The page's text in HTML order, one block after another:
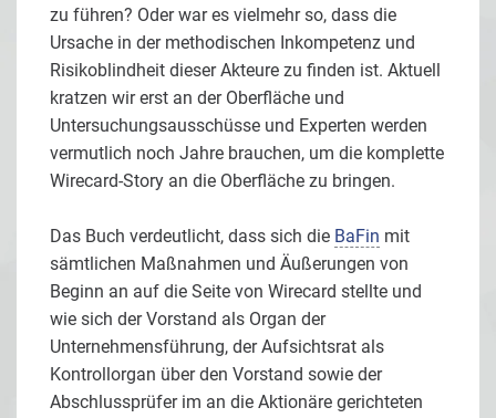
zu führen? Oder war es vielmehr so, dass die
Ursache in der methodischen Inkompetenz und
Risikoblindheit dieser Akteure zu finden ist. Aktuell
kratzen wir erst an der Oberfläche und
Untersuchungsausschüsse und Experten werden
vermutlich noch Jahre brauchen, um die komplette
Wirecard-Story an die Oberfläche zu bringen.
Das Buch verdeutlicht, dass sich die BaFin mit
sämtlichen Maßnahmen und Äußerungen von
Beginn an auf die Seite von Wirecard stellte und
wie sich der Vorstand als Organ der
Unternehmensführung, der Aufsichtsrat als
Kontrollorgan über den Vorstand sowie der
Abschlussprüfer im an die Aktionäre gerichteten